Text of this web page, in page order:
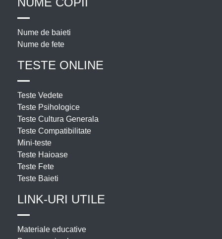
Nume de baieti
Nume de fete
TESTE ONLINE
Teste Vedete
Teste Psihologice
Teste Cultura Generala
Teste Compatibilitate
Mini-teste
Teste Haioase
Teste Fete
Teste Baieti
LINK-URI UTILE
Materiale educative